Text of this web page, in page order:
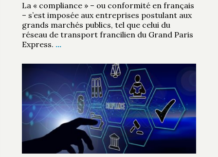
La « compliance » – ou conformité en français
– s’est imposée aux entreprises postulant aux
grands marchés publics, tel que celui du
réseau de transport francilien du Grand Paris
Express. …